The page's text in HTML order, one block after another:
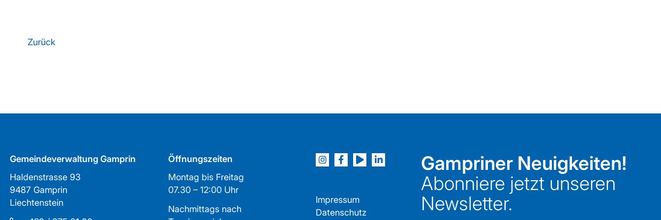
Zurück
Gemeindeverwaltung Gamprin
Haldenstrasse 93
9487 Gamprin
Liechtenstein
Öffnungszeiten
Montag bis Freitag
07.30 – 12:00 Uhr
Nachmittags nach
Impressum
Datenschutz
Gampriner Neuigkeiten!
Abonniere jetzt unseren
Newsletter.